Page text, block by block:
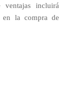
incluirá
en la compra de